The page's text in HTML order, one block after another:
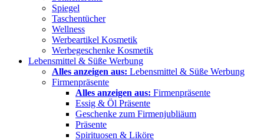
Spiegel
Taschentücher
Wellness
Werbeartikel Kosmetik
Werbegeschenke Kosmetik
Lebensmittel & Süße Werbung
Alles anzeigen aus: Lebensmittel & Süße Werbung
Firmenpräsente
Alles anzeigen aus: Firmenpräsente
Essig & Öl Präsente
Geschenke zum Firmenjubliäum
Präsente
Spirituosen & Liköre